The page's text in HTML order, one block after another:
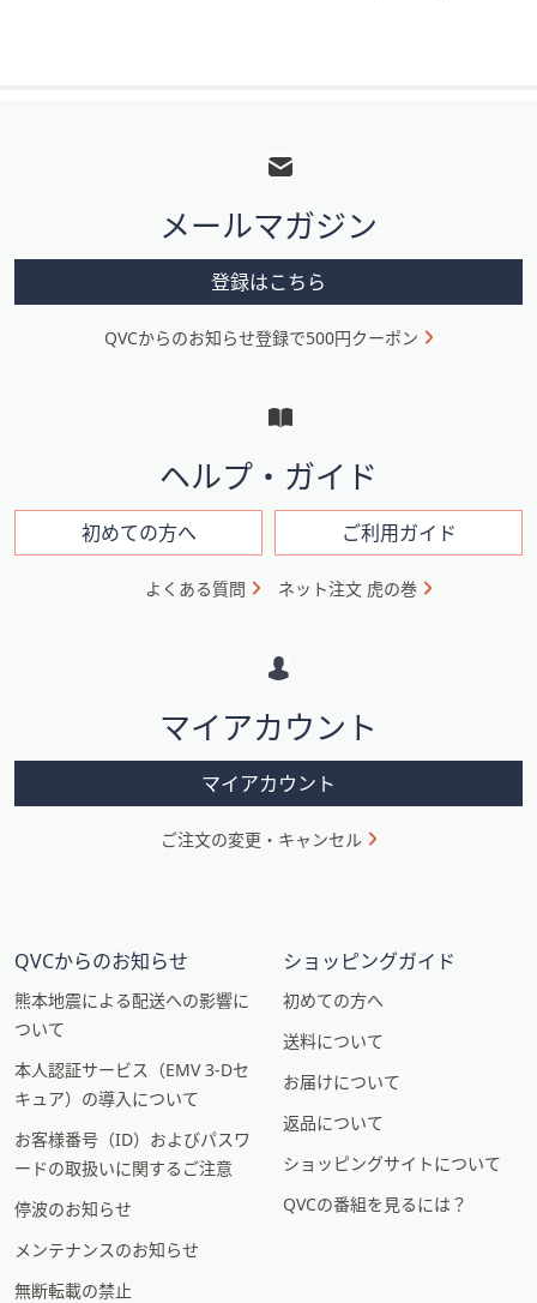
メ
ニ
ン
ン
メールマガジン
登録はこちら
QVCからのお知らせ登録で500円クーポン
ヘルプ・ガイド
初めての方へ ご利用ガイド
よくある質問 ネット注文 虎の巻
マイアカウント
マイアカウント
ご注文の変更・キャンセル
QVCからのお知らせ
熊本地震による配送への影響に
ついて
本人認証サービス（EMV 3-Dセ
キュア）の導入について
お客様番号（ID）およびパスワ
ードの取扱いに関するご注意
停波のお知らせ
メンテナンスのお知らせ
無断転載の禁止
ショッピングガイド
初めての方へ
送料について
お届けについて
返品について
ショッピングサイトについて
QVCの番組を見るには？